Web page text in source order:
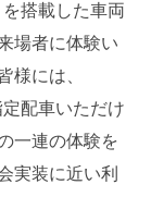
搭載した車両
場者に体験い
様には、
配車いただけ
一連の体験を
実装に近い利